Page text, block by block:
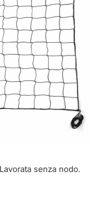
senza nodo.